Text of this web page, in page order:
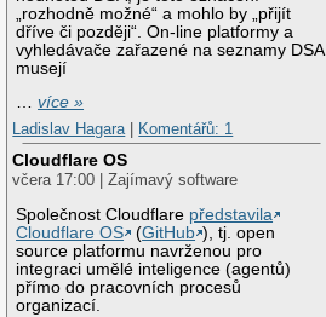
„rozhodně možné“ a mohlo by „přijít
dříve či později“. On-line platformy a
vyhledávače zařazené na seznamy DSA
musejí
…více »
Ladislav Hagara
Komentářů: 1
Cloudflare OS
včera 17:00 | Zajímavý software
Společnost Cloudflare představila
Cloudflare OS
(GitHub ), tj. open
source platformu navrženou pro
integraci umělé inteligence (agentů)
přímo do pracovních procesů
organizací.